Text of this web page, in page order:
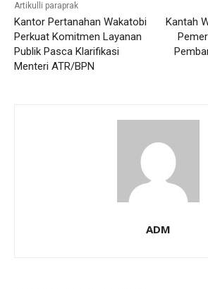
Artikulli paraprak
Kantor Pertanahan Wakatobi
Perkuat Komitmen Layanan
Publik Pasca Klarifikasi
Menteri ATR/BPN
Kantah
ADM